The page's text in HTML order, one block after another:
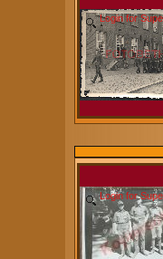
Login for
Login for